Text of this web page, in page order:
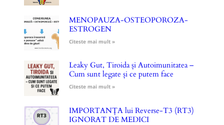
MENOPAUZA-OSTEOPOROZA-
ESTROGEN
Citeste mai mult »
Leaky Gut, Tiroida și Autoimunitatea –
Cum sunt legate și ce putem face
Citeste mai mult »
IMPORTANȚA lui Reverse-T3 (RT3)
IGNORAT DE MEDICI